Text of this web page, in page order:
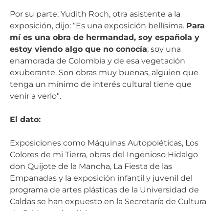
Por su parte, Yudith Roch, otra asistente a la
exposición, dijo: “Es una exposición bellísima. Para
mí es una obra de hermandad, soy española y
estoy viendo algo que no conocía; soy una
enamorada de Colombia y de esa vegetación
exuberante. Son obras muy buenas, alguien que
tenga un mínimo de interés cultural tiene que
venir a verlo”.
El dato:
Exposiciones como Máquinas Autopoiéticas, Los
Colores de mi Tierra, obras del Ingenioso Hidalgo
don Quijote de la Mancha, La Fiesta de las
Empanadas y la exposición infantil y juvenil del
programa de artes plásticas de la Universidad de
Caldas se han expuesto en la Secretaría de Cultura